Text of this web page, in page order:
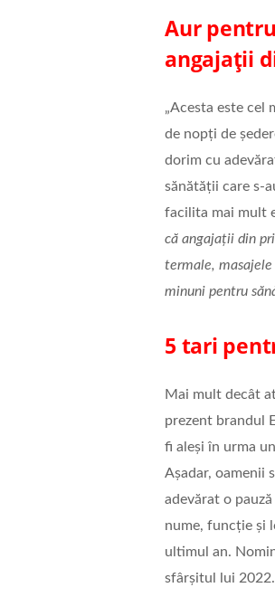
Aur
angajații
„Acesta este cel
de nopți de
dorim cu
sănătății care s-
facilita mai mult
că angajații din
termale,
minuni pentru
5 tari
Mai mult decât
prezent brandul
fi aleși în urma
Așadar, oamenii
adevărat o
nume, funcție și
ultimul an.
sfârșitul lui 2022.